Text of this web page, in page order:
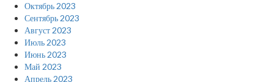
Октябрь 2023
Сентябрь 2023
Август 2023
Июль 2023
Июнь 2023
Май 2023
Апрель 2023